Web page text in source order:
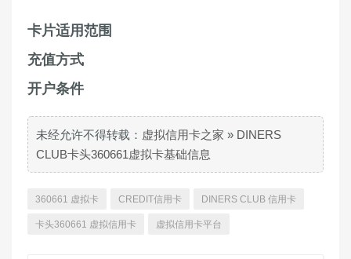
卡片适用范围
充值方式
开户条件
未经允许不得转载： 虚拟信用卡之家 » DINERS
CLUB卡头360661虚拟卡基础信息
360661 虚拟卡 CREDIT信用卡 DINERS CLUB 信用卡
卡头360661 虚拟信用卡 虚拟信用卡平台